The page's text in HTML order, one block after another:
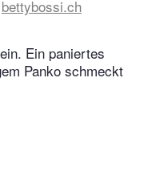
bettybossi.ch
Ein paniertes
Panko schmeckt